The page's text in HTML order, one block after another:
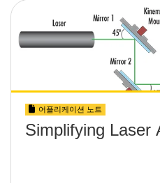
어플리케이션 노트
Simplifying Laser